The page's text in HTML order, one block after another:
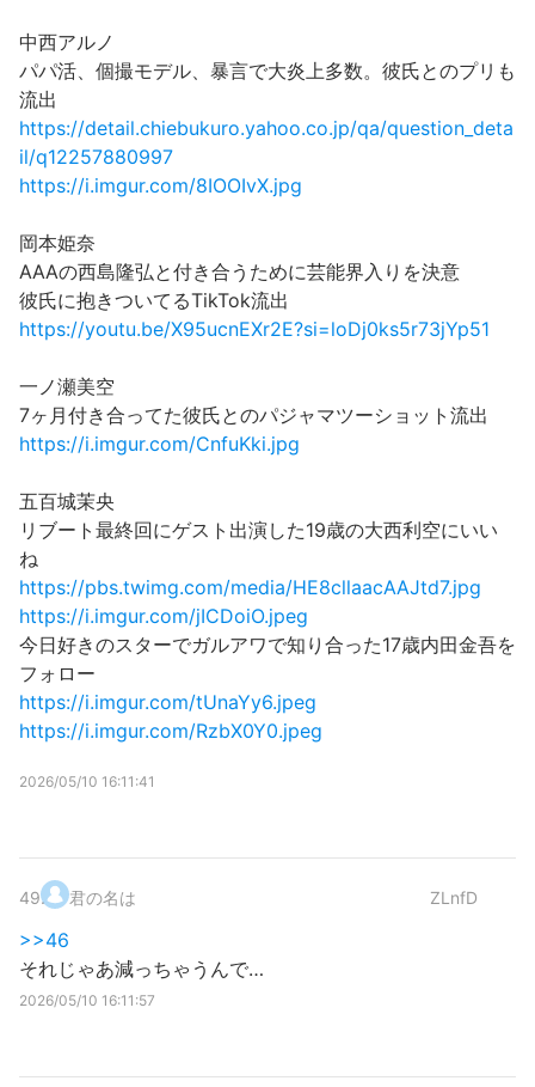
中西アルノ
パパ活、個撮モデル、暴言で大炎上多数。彼氏とのプリも
流出
https://detail.chiebukuro.yahoo.co.jp/qa/question_deta
il/q12257880997
https://i.imgur.com/8IOOIvX.jpg
岡本姫奈
AAAの西島隆弘と付き合うために芸能界入りを決意
彼氏に抱きついてるTikTok流出
https://youtu.be/X95ucnEXr2E?si=loDj0ks5r73jYp51
一ノ瀬美空
7ヶ月付き合ってた彼氏とのパジャマツーショット流出
https://i.imgur.com/CnfuKki.jpg
五百城茉央
リブート最終回にゲスト出演した19歳の大西利空にいい
ね
https://pbs.twimg.com/media/HE8cllaacAAJtd7.jpg
https://i.imgur.com/jICDoiO.jpeg
今日好きのスターでガルアワで知り合った17歳内田金吾を
フォロー
https://i.imgur.com/tUnaYy6.jpeg
https://i.imgur.com/RzbX0Y0.jpeg
2026/05/10 16:11:41
49. 君の名は ZLnfD
>>46
それじゃあ減っちゃうんで…
2026/05/10 16:11:57